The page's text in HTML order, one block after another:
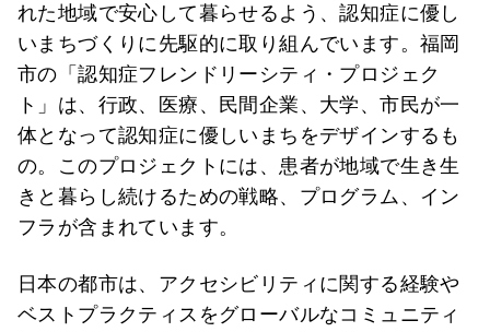
れた地域で安心して暮らせるよう、認知症に優し
いまちづくりに先駆的に取り組んでいます。福岡
市の「認知症フレンドリーシティ・プロジェク
ト」は、行政、医療、民間企業、大学、市民が一
体となって認知症に優しいまちをデザインするも
の。このプロジェクトには、患者が地域で生き生
きと暮らし続けるための戦略、プログラム、イン
フラが含まれています。
日本の都市は、アクセシビリティに関する経験や
ベストプラクティスをグローバルなコミュニティ